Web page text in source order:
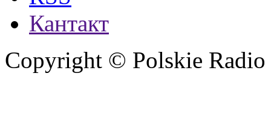
Кантакт
Copyright © Polskie